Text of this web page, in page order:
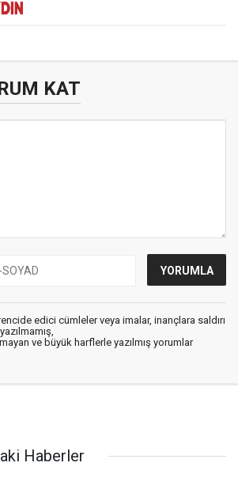
KAT
edici cümleler veya imalar, inançlara saldırı
ve büyük harflerle yazılmış yorumlar
Haberler